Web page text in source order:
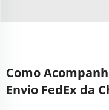
Como
Envio FedEx da